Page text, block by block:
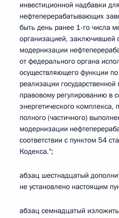
инвестиционной надбавки для
нефтеперерабатывающих
быть день ранее 1-го числа
организацией, заключившей
модернизации
от федерального органа
осуществляющего функции
реализации
правовому регулированию в
энергетического комплекса,
полного (частичного)
модернизации
соответствии с пунктом 54
Кодекса.";
абзац шестнадцатый
не установлено настоящим
абзац семнадцатый